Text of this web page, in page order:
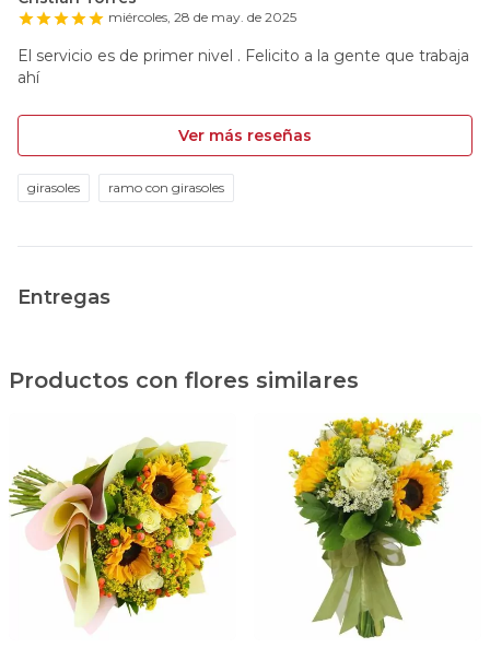
miércoles, 28 de may. de 2025
El servicio es de primer nivel . Felicito a la gente que trabaja
ahí
Ver más reseñas
girasoles ramo con girasoles
Entregas
Productos con flores similares